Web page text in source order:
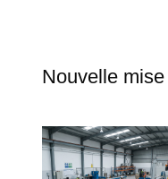
Nouvelle